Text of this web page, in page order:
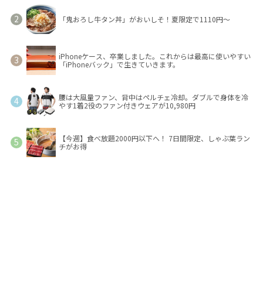
「鬼おろし牛タン丼」がおいしそ！夏限定で1110円～
iPhoneケース、卒業しました。これからは最高に使いやすい
「iPhoneバック」で生きていきます。
腰は大風量ファン、背中はペルチェ冷却。ダブルで身体を冷
やす1着2役のファン付きウェアが10,980円
【今週】食べ放題2000円以下へ！ 7日間限定、しゃぶ葉ラン
チがお得